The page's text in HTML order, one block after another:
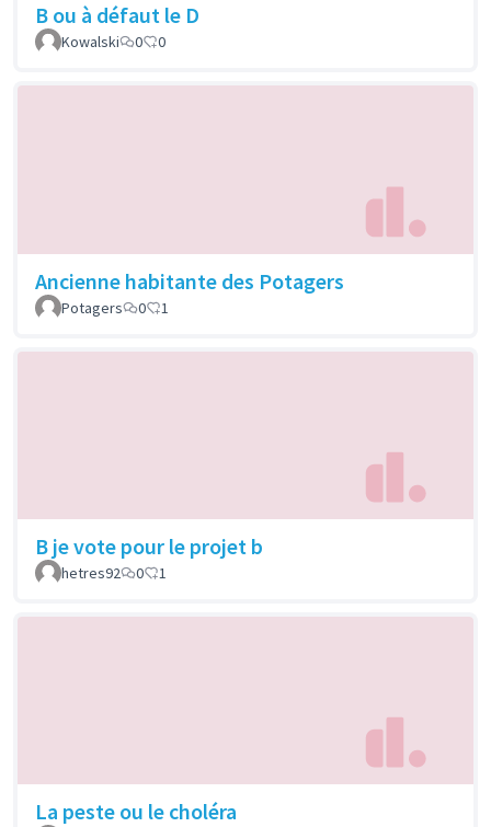
B ou à défaut le D
Kowalski 0 0
Ancienne habitante des Potagers
Potagers 0 1
B je vote pour le projet b
hetres92 0 1
La peste ou le choléra